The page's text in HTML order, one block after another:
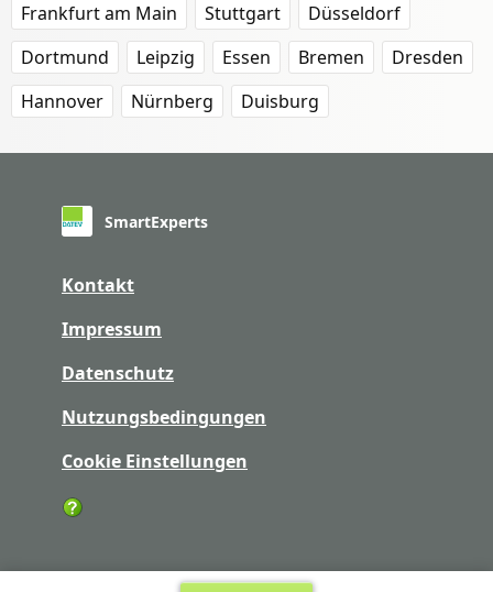
Frankfurt am Main
Stuttgart
Düsseldorf
Dortmund
Leipzig Essen Bremen
Dresden
Hannover
Nürnberg Duisburg
SmartExperts
Kontakt
Impressum
Datenschutz
Nutzungsbedingungen
Cookie Einstellungen